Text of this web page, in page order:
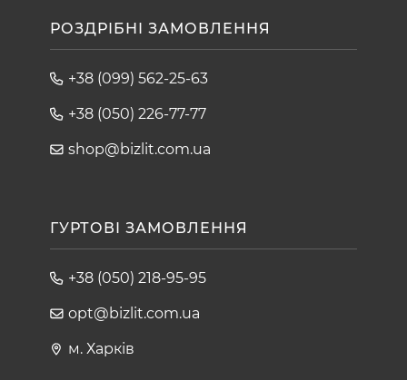
РОЗДРІБНІ ЗАМОВЛЕННЯ
+38 (099) 562-25-63
+38 (050) 226-77-77
shop@bizlit.com.ua
ГУРТОВІ ЗАМОВЛЕННЯ
+38 (050) 218-95-95
opt@bizlit.com.ua
м. Харків